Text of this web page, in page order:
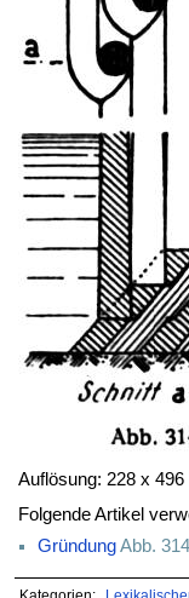
Auflösung: 228 x 496
Folgende Artikel
Gründung Abb.
Kategorien: